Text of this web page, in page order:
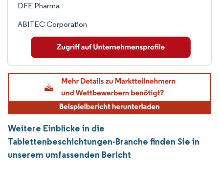
DFE Pharma
ABITEC Corporation
Weitere Einblicke in die
Tablettenbeschichtungen-Branche finden Sie in
unserem umfassenden Bericht